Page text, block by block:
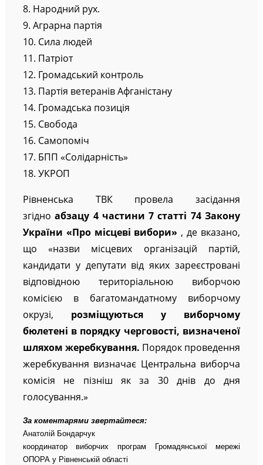
8. Народний рух.
9. Аграрна партія
10. Сила людей
11. Патріот
12. Громадський контроль
13. Партія ветеранів Афганістану
14. Громадська позиція
15. Свобода
16. Самопоміч
17. БПП «Солідарність»
18. УКРОП
Рівненська ТВК провела засідання
згідноабзацу 4 частини 7 статті 74 Закону
України «Про місцеві вибори» , де вказано,
що «назви місцевих організацій партій,
кандидати у депутати від яких зареєстровані
відповідною територіальною виборчою
комісією в багатомандатному виборчому
окрузі, розміщуються у виборчому
бюлетені в порядку черговості, визначеної
шляхом жеребкування. Порядок проведення
жеребкування визначає Центральна виборча
комісія не пізніш як за 30 днів до дня
голосування.»
За коментарями звертайтеся:
Анатолій Бондарчук
координатор виборчих програм Громадянської мережі
ОПОРА у Рівненській області